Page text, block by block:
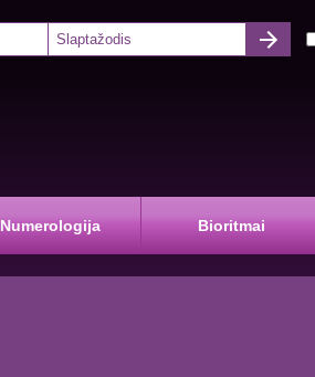
Numerologija Bioritmai